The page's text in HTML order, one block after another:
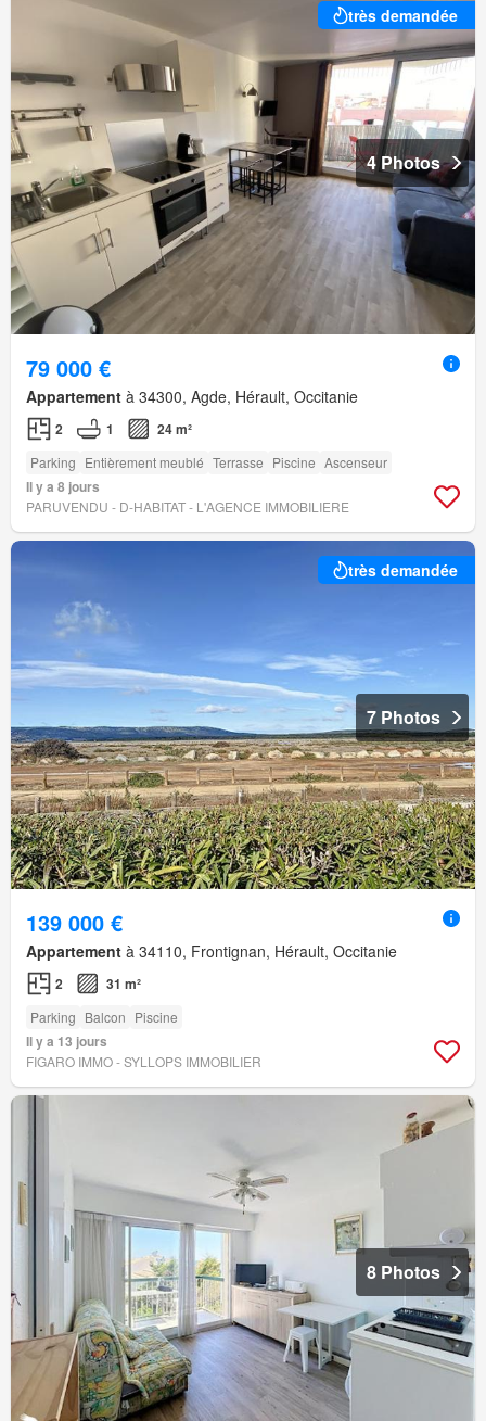
très demandée
4 Photos
79 000 €
Appartement à 34300, Agde, Hérault, Occitanie
2 1 24 m²
Parking Entièrement meublé Terrasse Piscine Ascenseur
Il y a 8 jours
PARUVENDU - D-HABITAT - L'AGENCE IMMOBILIERE
très demandée
7 Photos
139 000 €
Appartement à 34110, Frontignan, Hérault, Occitanie
2 31 m²
Parking Balcon Piscine
Il y a 13 jours
FIGARO IMMO - SYLLOPS IMMOBILIER
8 Photos